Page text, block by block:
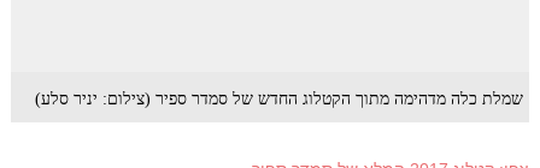
שמלת כלה מדהימה מתוך הקטלוג החדש של סמדר ספיר (צילום: יניר סלע)